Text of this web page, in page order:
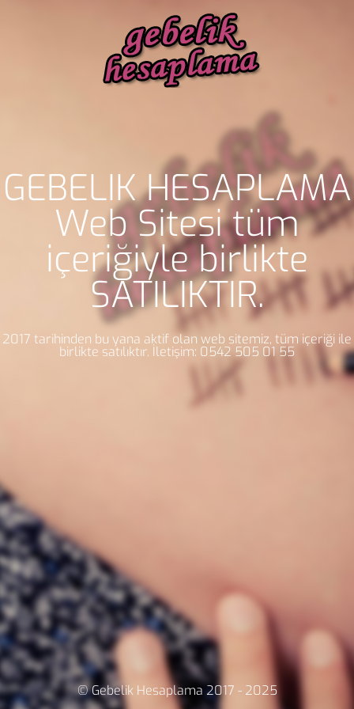
GEBELİK HESAPLAMA
Web Sitesi tüm
içeriğiyle birlikte
SATILIKTIR.
2017 tarihinden bu yana aktif olan web sitemiz, tüm içeriği ile
birlikte satılıktır. İletişim: 0542 505 01 55
© Gebelik Hesaplama 2017 - 2025